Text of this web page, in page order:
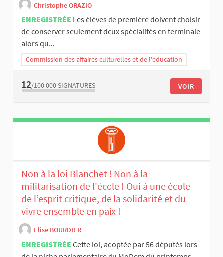
Christophe ORAZIO
ENREGISTRÉE Les élèves de première doivent choisir
de conserver seulement deux spécialités en terminale
alors qu...
Commission des affaires culturelles et de l'éducation
12/100 000 SIGNATURES VOIR
Non à la loi Blanchet ! Non à la
militarisation de l'école ! Oui à une école
de l’esprit critique, de la solidarité et du
vivre ensemble en paix !
Elise BOURDIER
ENREGISTRÉE Cette loi, adoptée par 56 députés lors